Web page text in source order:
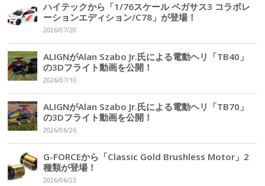
ハイテックから「1/76スケール ペガサス3 コラボレ
ーションエディション/C78」が登場！
2026/07/20
ALIGNがAlan Szabo Jr.氏による電動ヘリ「TB40」
の3Dフライト動画を公開！
2026/07/10
ALIGNがAlan Szabo Jr.氏による電動ヘリ「TB70」
の3Dフライト動画を公開！
2026/06/26
G-FORCEから「Classic Gold Brushless Motor」2
種類が登場！
2026/06/23